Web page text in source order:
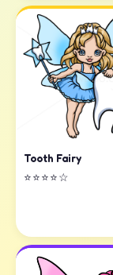
Tooth Fairy
⭐⭐⭐⭐☆